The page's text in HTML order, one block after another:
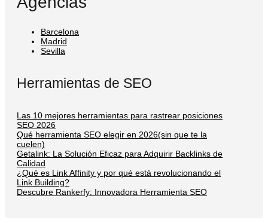
Barcelona
Madrid
Sevilla
Herramientas de SEO
Las 10 mejores herramientas para rastrear posiciones
SEO 2026
Qué herramienta SEO elegir en 2026(sin que te la
cuelen)
Getalink: La Solución Eficaz para Adquirir Backlinks de
Calidad
¿Qué es Link Affinity y por qué está revolucionando el
Link Building?
Descubre Rankerfy: Innovadora Herramienta SEO